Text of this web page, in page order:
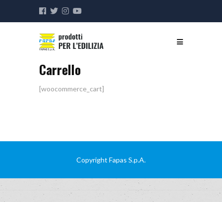
Carrello
[woocommerce_cart]
Copyright Fapas S.p.A.